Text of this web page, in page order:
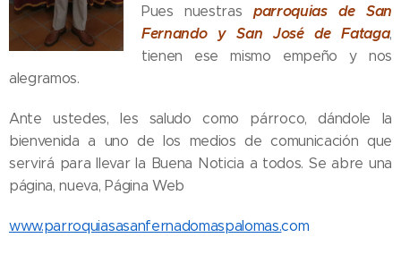
Pues nuestras parroquias de San
Fernando y San José de Fataga,
tienen ese mismo empeño y nos
alegramos.
Ante ustedes, les saludo como párroco, dándole la
bienvenida a uno de los medios de comunicación que
servirá para llevar la Buena Noticia a todos. Se abre una
página, nueva, Página Web
www.parroquiasasanfernadomaspalomas.com